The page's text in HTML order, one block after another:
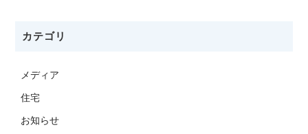
カテゴリ
メディア
住宅
お知らせ